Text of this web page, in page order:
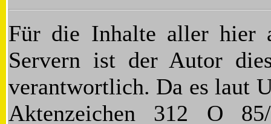
Für die Inhalte aller hier
Servern ist der Autor
verantwortlich. Da es laut
Aktenzeichen 312 O